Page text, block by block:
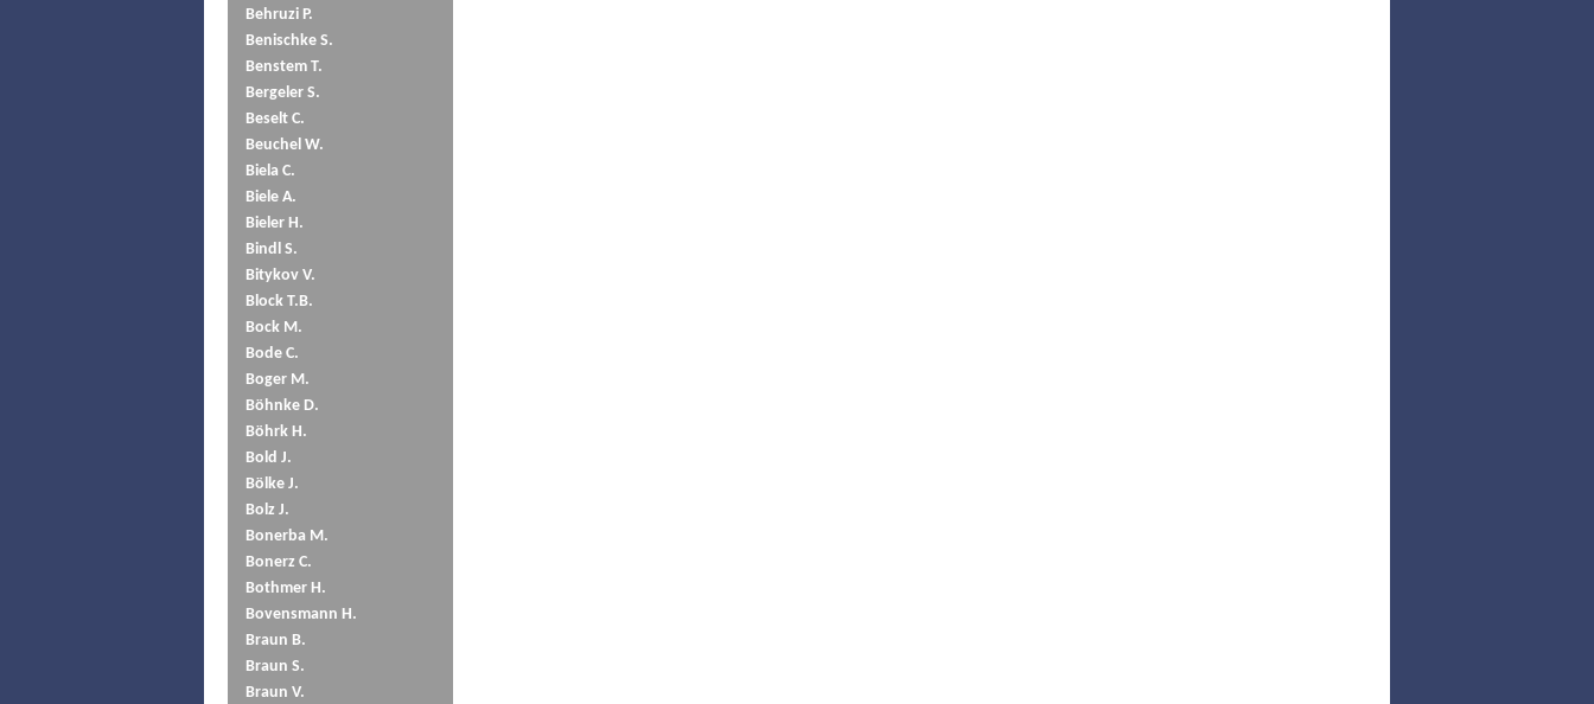
Behruzi P.
Benischke S.
Benstem T.
Bergeler S.
Beselt C.
Beuchel W.
Biela C.
Biele A.
Bieler H.
Bindl S.
Bitykov V.
Block T.B.
Bock M.
Bode C.
Boger M.
Böhnke D.
Böhrk H.
Bold J.
Bölke J.
Bolz J.
Bonerba M.
Bonerz C.
Bothmer H.
Bovensmann H.
Braun B.
Braun S.
Braun V.